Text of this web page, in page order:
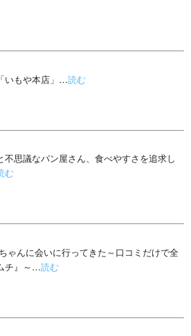
いもや本店」…読む
思議なパン屋さん、食べやすさを追求し
む
ゃんに会いに行ってきた～口コミだけで全
チ』～…読む